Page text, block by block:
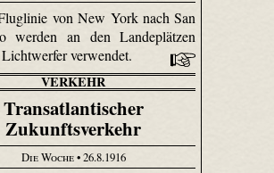
von New York nach San
werden an den Landeplätzen
verwendet.
VERKEHR
Transatlantischer
Zukunftsverkehr
Die Woche• 26.8.1916